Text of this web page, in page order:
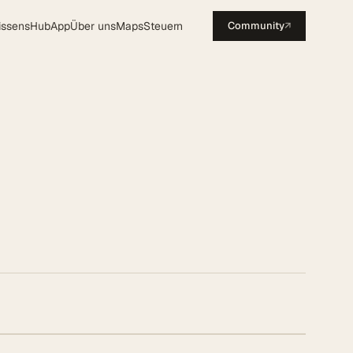
AppÜber unsMapsSteuern Community↗